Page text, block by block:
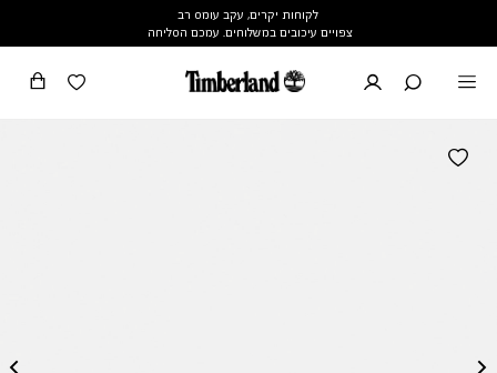
לקוחות יקרים, עקב עומס רב
צפויים עיכובים במשלוחים. עמכם הסליחה